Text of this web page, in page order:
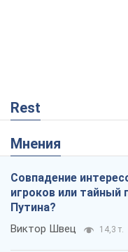
Rest
Мнения
Совпадение
игроков или тайный
Путина?
Виктор Швец 14,3 т.